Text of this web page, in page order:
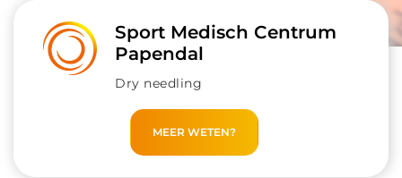
Sport Medisch Centrum
Papendal
Dry needling
MEER WETEN?